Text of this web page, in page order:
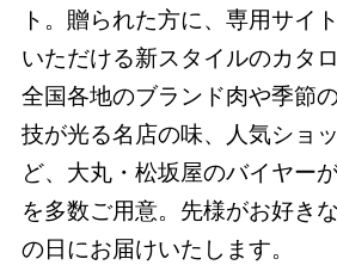
ト。贈られた方に、専用サイ
いただける新スタイルのカタ
全国各地のブランド肉や季節
技が光る名店の味、人気ショ
ど、大丸・松坂屋のバイヤー
を多数ご用意。先様がお好き
の日にお届けいたします。